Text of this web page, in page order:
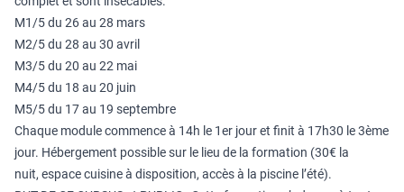
M1/5 du 26 au 28 mars
M2/5 du 28 au 30 avril
M3/5 du 20 au 22 mai
M4/5 du 18 au 20 juin
M5/5 du 17 au 19 septembre
Chaque module commence à 14h le 1er jour et finit à 17h30 le 3ème
jour. Hébergement possible sur le lieu de la formation (30€ la
nuit, espace cuisine à disposition, accès à la piscine l’été).